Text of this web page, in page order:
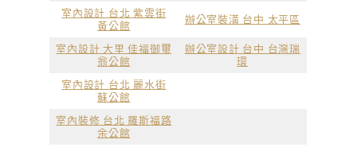
室內設計 台北 紫雲街
黃公館
辦公室裝潢 台中 太平區
室內設計 大里 佳福御璽
翁公館
辦公室設計 台中 台灣瑞
環
室內設計 台北 麗水街
蘇公館
室內裝修 台北 羅斯福路
余公館